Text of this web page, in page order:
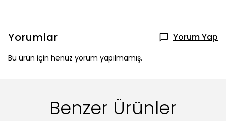
Yorumlar Yorum Yap
Bu ürün için henüz yorum yapılmamış.
Benzer Ürünler